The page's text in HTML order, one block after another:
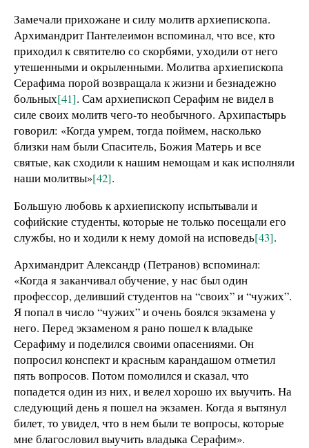
Замечали прихожане и силу молитв архиепископа.
Архимандрит Пантелеимон вспоминал, что все, кто
приходил к святителю со скорбями, уходили от него
утешенными и окрыленными. Молитва архиепископа
Серафима порой возвращала к жизни и безнадежно
больных[41]. Сам архиепископ Серафим не видел в
силе своих молитв чего-то необычного. Архипастырь
говорил: «Когда умрем, тогда поймем, насколько
близки нам были Спаситель, Божия Матерь и все
святые, как сходили к нашим немощам и как исполняли
наши молитвы»[42].
Большую любовь к архиепископу испытывали и
софийские студенты, которые не только посещали его
службы, но и ходили к нему домой на исповедь[43].
Архимандрит Александр (Петранов) вспоминал:
«Когда я заканчивал обучение, у нас был один
профессор, деливший студентов на “своих” и “чужих”.
Я попал в число “чужих” и очень боялся экзамена у
него. Перед экзаменом я рано пошел к владыке
Серафиму и поделился своими опасениями. Он
попросил конспект и красным карандашом отметил
пять вопросов. Потом помолился и сказал, что
попадется один из них, и велел хорошо их выучить. На
следующий день я пошел на экзамен. Когда я вытянул
билет, то увидел, что в нем были те вопросы, которые
мне благословил выучить владыка Серафим».